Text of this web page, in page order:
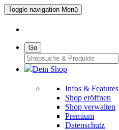
Toggle navigation Menü
Go
Dein Shop
Infos & Features
Shop eröffnen
Shop verwalten
Premium
Datenschutz